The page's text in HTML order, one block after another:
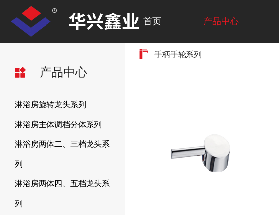
首页 产品中心
产品中心
淋浴房旋转龙头系列
淋浴房主体调档分体系列
淋浴房两体二、三档龙头系
列
淋浴房两体四、五档龙头系
列
手柄手轮系列